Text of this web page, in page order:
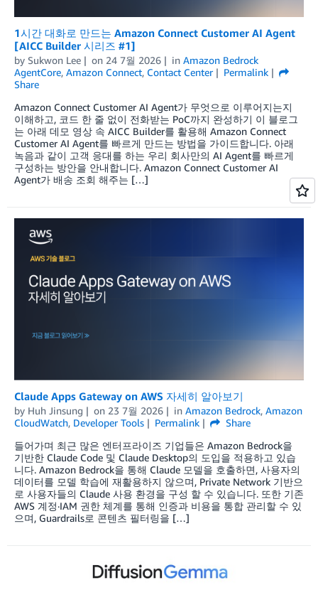
1시간 대화로 만드는 Amazon Connect Customer AI Agent
[AICC Builder 시리즈 #1]
by Sukwon Lee on 24 7월 2026 in Amazon Bedrock
AgentCore, Amazon Connect, Contact Center
Permalink
Share
Amazon Connect Customer AI Agent가 무엇으로 이루어지는지
이해하고, 코드 한 줄 없이 전화받는 PoC까지 완성하기 이 블로그
는 아래 데모 영상 속 AICC Builder를 활용해 Amazon Connect
Customer AI Agent를 빠르게 만드는 방법을 가이드합니다. 아래
녹음과 같이 고객 응대를 하는 우리 회사만의 AI Agent를 빠르게
구성하는 방안을 안내합니다. Amazon Connect Customer AI
Agent가 배송 조회 해주는 […]
Claude Apps Gateway on AWS 자세히 알아보기
by Huh Jinsung on 23 7월 2026 in Amazon Bedrock, Amazon
CloudWatch, Developer Tools Permalink
Share
들어가며 최근 많은 엔터프라이즈 기업들은 Amazon Bedrock을
기반한 Claude Code 및 Claude Desktop의 도입을 적용하고 있습
니다. Amazon Bedrock을 통해 Claude 모델을 호출하면, 사용자의
데이터를 모델 학습에 재활용하지 않으며, Private Network 기반으
로 사용자들의 Claude 사용 환경을 구성 할 수 있습니다. 또한 기존
AWS 계정·IAM 권한 체계를 통해 인증과 비용을 통합 관리할 수 있
으며, Guardrails로 콘텐츠 필터링을 […]